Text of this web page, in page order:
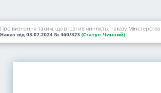
Про визнання таким, що втратив чинність, наказу
Наказ від 03.07.2024 № 460/323 (Статус: Чинний)